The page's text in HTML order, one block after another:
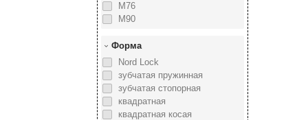
М76
М90
Форма
Nord Lock
зубчатая пружинная
зубчатая стопорная
квадратная
квадратная косая